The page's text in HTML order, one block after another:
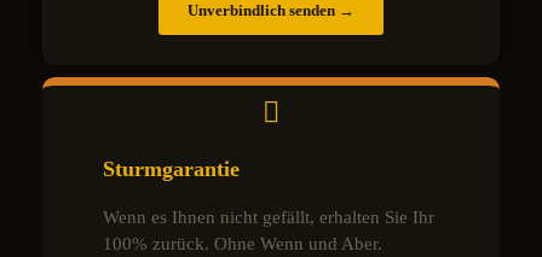
Unverbindlich senden →
Sturmgarantie
Wenn es Ihnen nicht gefällt, erhalten Sie Ihr
100% zurück. Ohne Wenn und Aber.